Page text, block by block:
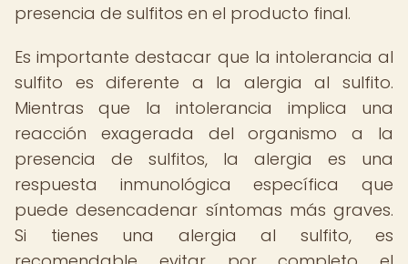
presencia de sulfitos en el producto final.
Es importante destacar que la intolerancia al
sulfito es diferente a la alergia al sulfito.
Mientras que la intolerancia implica una
reacción exagerada del organismo a la
presencia de sulfitos, la alergia es una
respuesta inmunológica específica que
puede desencadenar síntomas más graves.
Si tienes una alergia al sulfito, es